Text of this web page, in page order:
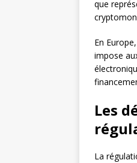
que
En
impose
Les
La